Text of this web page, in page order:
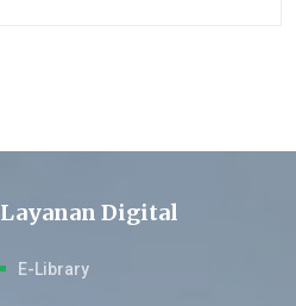
Layanan Digital
E-Library